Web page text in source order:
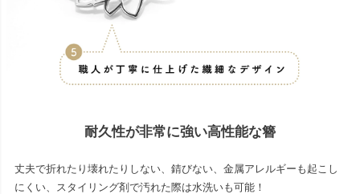
耐久性が非常に強い高性能な簪
丈夫で折れたり壊れたりしない、錆びない、金属アレルギーも起こし
にくい、スタイリング剤で汚れた際は水洗いも可能！